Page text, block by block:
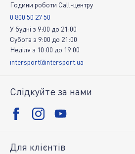
Години роботи Call-центру
0 800 50 27 50
У будні з 9:00 до 21:00
Субота з 9:00 до 21:00
Неділя з 10:00 до 19:00
intersport@intersport.ua
Слідкуйте за нами
Для клієнтів